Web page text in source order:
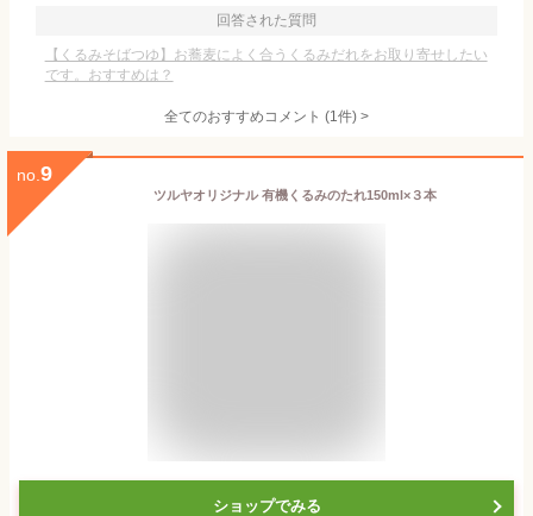
回答された質問
【くるみそばつゆ】お蕎麦によく合うくるみだれをお取り寄せしたい
です。おすすめは？
全てのおすすめコメント (1件) >
no. 9
ツルヤオリジナル 有機くるみのたれ150ml×３本
ショップでみる